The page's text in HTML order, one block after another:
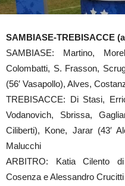
SAMBIASE-TREBISACCE
SAMBIASE: Martino,
Colombatti, S. Frasson,
(56′ Vasapollo), Alves,
TREBISACCE: Di Stasi,
Vodanovich, Sbrissa,
Ciliberti), Kone, Jarar (43′
Malucchi
ARBITRO: Katia Cilento
Cosenza e Alessandro